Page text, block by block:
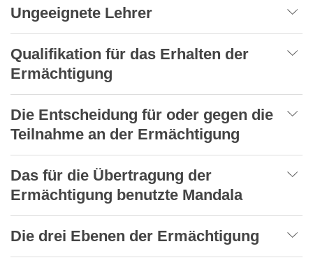
Ungeeignete Lehrer
Qualifikation für das Erhalten der
Ermächtigung
Die Entscheidung für oder gegen die
Teilnahme an der Ermächtigung
Das für die Übertragung der
Ermächtigung benutzte Mandala
Die drei Ebenen der Ermächtigung